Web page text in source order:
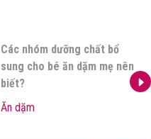
Các nhóm dưỡng chất bổ
sung cho bé ăn dặm mẹ nên
biết?
Ăn dặm